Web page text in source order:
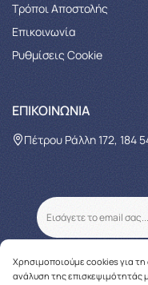
Τρόποι Αποστολής
Επικοινωνία
Ρυθμίσεις Cookie
ΕΠΙΚΟΙΝΩΝΊΑ
Πέτρου Ράλλη 172, 184
Χρησιμοποιούμε cookies για
ανάλυση της επισκεψιμότητάς